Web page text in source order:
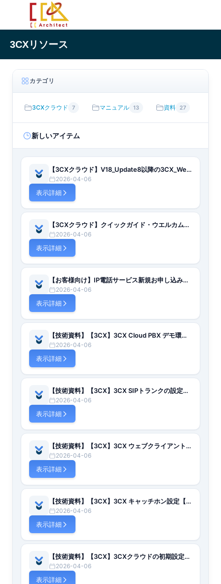
3CXリソース
カテゴリ
3CXクラウド 7 マニュアル 13 資料 27
新しいアイテム
【3CXクラウド】V18_Update8以降の3CX_WebClient_初回パスワード設定手順
2026-04-06
表示詳細
【3CXクラウド】クイックガイド・ウエルカムメールからログインまでの手順（V18 Update8 以降）
2026-04-06
表示詳細
【お客様向け】IP電話サービス新規お申し込みオンラインサインアップのご案内【日本語】
2026-04-06
表示詳細
【技術資料】【3CX】3CX Cloud PBX デモ環境において音質確認を行う手順について【日本語】
2026-04-06
表示詳細
【技術資料】【3CX】3CX SIPトランクの設定について【日本語】
2026-04-06
表示詳細
【技術資料】【3CX】3CX ウェブクライアント連絡先リストのインポート【日本語】
2026-04-06
表示詳細
【技術資料】【3CX】3CX キャッチホン設定【日本語】
2026-04-06
表示詳細
【技術資料】【3CX】3CXクラウドの初期設定（第3版）【日本語】
2026-04-06
表示詳細